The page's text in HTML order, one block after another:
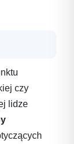
czy
lidze